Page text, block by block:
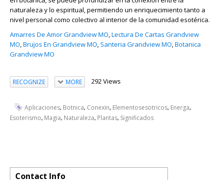
naturaleza y lo espiritual, permitiendo un enriquecimiento tanto a
nivel personal como colectivo al interior de la comunidad esotérica.
Amarres De Amor Grandview MO,Lectura De Cartas Grandview
MO,Brujos En Grandview MO, Santeria Grandview MO,Botanica
Grandview MO
RECOGNIZE MORE 292 Views
Aplicaciones, Botnica, Conexin, Elementosesotricos, Energa,
Esoterismo, Magia, Naturaleza, Plantas, Significados
Contact Info